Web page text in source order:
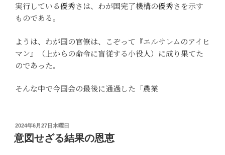
実行している優秀さは、わが国完了機構の優秀さを示す
ものである。
ようは、わが国の官僚は、こぞって『エルサレムのアイヒ
マン』（上からの命令に盲従する小役人）に成り果てた
のであった。
そんな中で今国会の最後に通過した「農業
投
稿
日:
2024年6月27日木曜日
意図せざる結果の恩恵